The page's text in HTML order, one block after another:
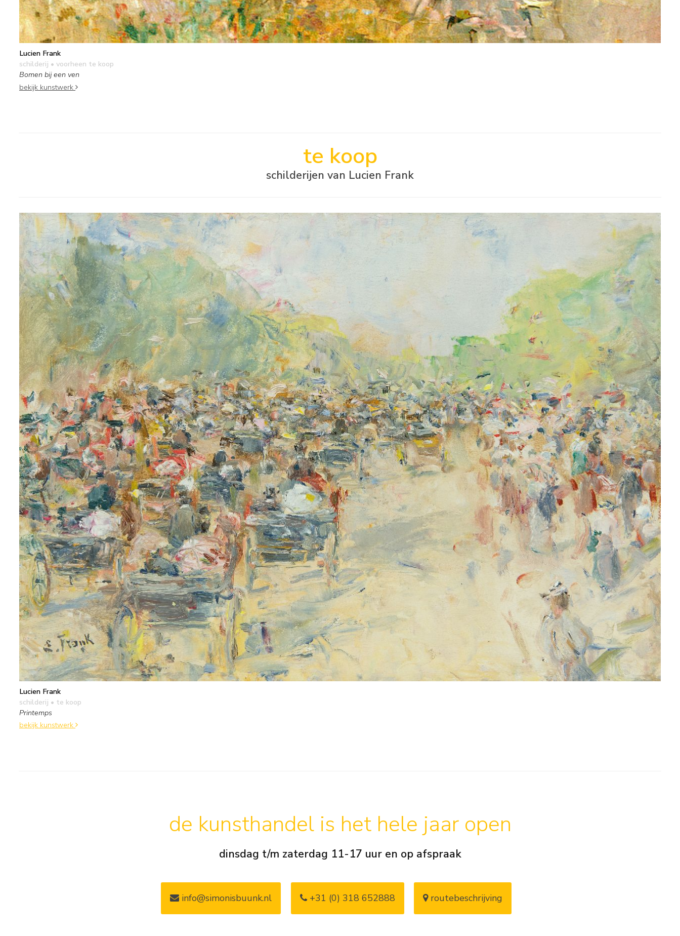
Lucien Frank
schilderij • voorheen te koop
Bomen bij een ven
bekijk kunstwerk
te koop
schilderijen van Lucien Frank
Lucien Frank
schilderij • te koop
Printemps
bekijk kunstwerk
de kunsthandel is het hele jaar open
dinsdag t/m zaterdag 11-17 uur en op afspraak
info@simonisbuunk.nl +31 (0) 318 652888 routebeschrijving